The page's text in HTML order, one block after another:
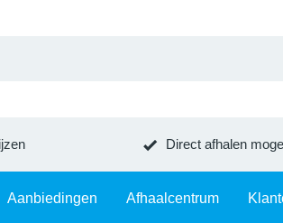
Direct afhalen
Aanbiedingen Afhaalcentrum